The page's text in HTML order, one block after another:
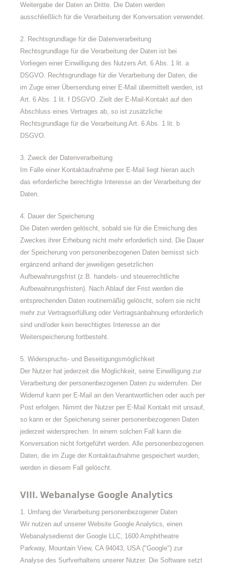
Weitergabe der Daten an Dritte. Die Daten werden
ausschließlich für die Verarbeitung der Konversation verwendet.
2. Rechtsgrundlage für die Datenverarbeitung
Rechtsgrundlage für die Verarbeitung der Daten ist bei
Vorliegen einer Einwilligung des Nutzers Art. 6 Abs. 1 lit. a
DSGVO. Rechtsgrundlage für die Verarbeitung der Daten, die
im Zuge einer Übersendung einer E-Mail übermittelt werden, ist
Art. 6 Abs. 1 lit. f DSGVO. Zielt der E-Mail-Kontakt auf den
Abschluss eines Vertrages ab, so ist zusätzliche
Rechtsgrundlage für die Verarbeitung Art. 6 Abs. 1 lit. b
DSGVO.
3. Zweck der Datenverarbeitung
Im Falle einer Kontaktaufnahme per E-Mail liegt hieran auch
das erforderliche berechtigte Interesse an der Verarbeitung der
Daten.
4. Dauer der Speicherung
Die Daten werden gelöscht, sobald sie für die Erreichung des
Zweckes ihrer Erhebung nicht mehr erforderlich sind. Die Dauer
der Speicherung von personenbezogenen Daten bemisst sich
ergänzend anhand der jeweiligen gesetzlichen
Aufbewahrungsfrist (z.B. handels- und steuerrechtliche
Aufbewahrungsfristen). Nach Ablauf der Frist werden die
entsprechenden Daten routinemäßig gelöscht, sofern sie nicht
mehr zur Vertragserfüllung oder Vertragsanbahnung erforderlich
sind und/oder kein berechtigtes Interesse an der
Weiterspeicherung fortbesteht.
5. Widerspruchs- und Beseitigungsmöglichkeit
Der Nutzer hat jederzeit die Möglichkeit, seine Einwilligung zur
Verarbeitung der personenbezogenen Daten zu widerrufen. Der
Widerruf kann per E-Mail an den Verantwortlichen oder auch per
Post erfolgen. Nimmt der Nutzer per E-Mail Kontakt mit unsauf,
so kann er der Speicherung seiner personenbezogenen Daten
jederzeit widersprechen. In einem solchen Fall kann die
Konversation nicht fortgeführt werden. Alle personenbezogenen
Daten, die im Zuge der Kontaktaufnahme gespeichert wurden,
werden in diesem Fall gelöscht.
VIII. Webanalyse Google Analytics
1. Umfang der Verarbeitung personenbezogener Daten
Wir nutzen auf unserer Website Google Analytics, einen
Webanalysedienst der Google LLC, 1600 Amphitheatre
Parkway, Mountain View, CA 94043, USA ("Google") zur
Analyse des Surfverhaltens unserer Nutzer. Die Software setzt